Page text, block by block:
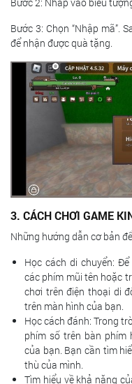
Bước 3: Chọn “Nhập mã”.
để nhận được quà tặng.
3. CÁCH CHƠI GAME
Những hướng dẫn cơ bản
Học cách di chuyển:
các phím mũi tên hoặc
chơi trên điện thoại di
trên màn hình của bạn.
Học cách đánh: Trong
phím số trên bàn phím
của bạn. Bạn cần tìm
thù của mình.
Tìm hiểu về khả năng